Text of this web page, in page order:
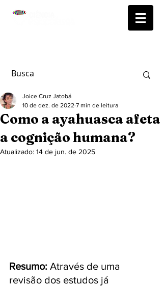
Como a ayahuasca afeta
a cognição humana?
Joice Cruz Jatobá
10 de dez. de 2022 7 min de leitura
Atualizado: 14 de jun. de 2025
Resumo: Através de uma
revisão dos estudos já